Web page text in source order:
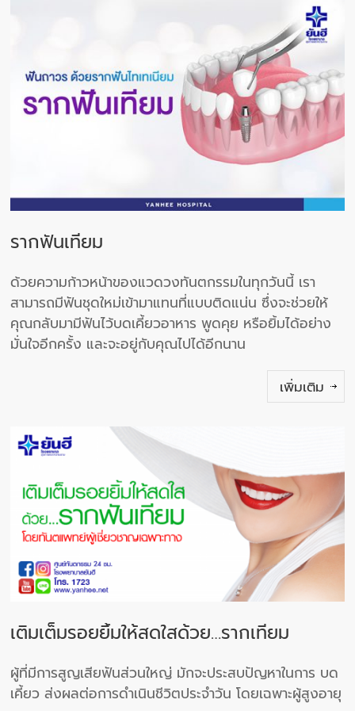
รากฟันเทียม
ด้วยความก้าวหน้าของแวดวงทันตกรรมในทุกวันนี้ เรา
สามารถมีฟันชุดใหม่เข้ามาแทนที่แบบติดแน่น ซึ่งจะช่วยให้
คุณกลับมามีฟันไว้บดเคี้ยวอาหาร พูดคุย หรือยิ้มได้อย่าง
มั่นใจอีกครั้ง และจะอยู่กับคุณไปได้อีกนาน
เพิ่มเติม
เติมเต็มรอยยิ้มให้สดใสด้วย…รากเทียม
ผู้ที่มีการสูญเสียฟันส่วนใหญ่ มักจะประสบปัญหาในการ บด
เคี้ยว ส่งผลต่อการดําเนินชีวิตประจําวัน โดยเฉพาะผู้สูงอายุ